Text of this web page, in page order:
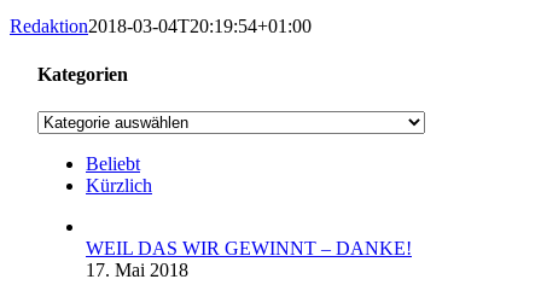
Redaktion2018-03-04T20:19:54+01:00
Kategorien
Kategorien
Beliebt
Kürzlich
WEIL DAS WIR GEWINNT – DANKE!
17. Mai 2018